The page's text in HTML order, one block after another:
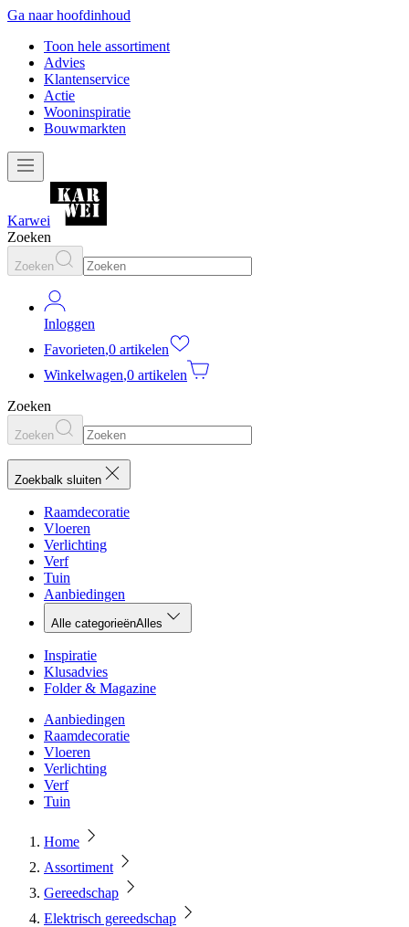
Ga naar hoofdinhoud
Toon hele assortiment
Advies
Klantenservice
Actie
Wooninspiratie
Bouwmarkten
Karwei
Zoeken
Zoeken
Inloggen
Favorieten,0 artikelen
Winkelwagen,0 artikelen
Zoeken
Zoeken
Zoekbalk sluiten
Raamdecoratie
Vloeren
Verlichting
Verf
Tuin
Aanbiedingen
Alle categorieënAlles
Inspiratie
Klusadvies
Folder & Magazine
Aanbiedingen
Raamdecoratie
Vloeren
Verlichting
Verf
Tuin
Home
Assortiment
Gereedschap
Elektrisch gereedschap